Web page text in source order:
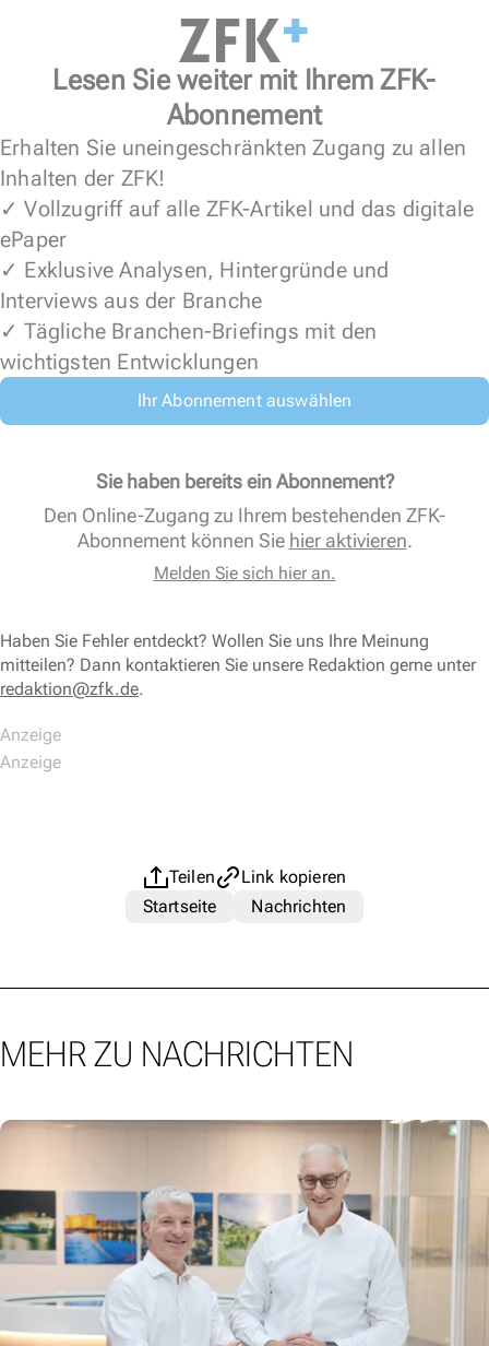
Lesen Sie weiter mit Ihrem ZFK-
Abonnement
Erhalten Sie uneingeschränkten Zugang zu allen
Inhalten der ZFK!
✓ Vollzugriff auf alle ZFK-Artikel und das digitale
ePaper
✓ Exklusive Analysen, Hintergründe und
Interviews aus der Branche
✓ Tägliche Branchen-Briefings mit den
wichtigsten Entwicklungen
Ihr Abonnement auswählen
Sie haben bereits ein Abonnement?
Den Online-Zugang zu Ihrem bestehenden ZFK-
Abonnement können Sie hier aktivieren.
Melden Sie sich hier an.
Haben Sie Fehler entdeckt? Wollen Sie uns Ihre Meinung
mitteilen? Dann kontaktieren Sie unsere Redaktion gerne unter
redaktion@zfk.de.
Teilen
Link kopieren
Startseite
Nachrichten
MEHR ZU NACHRICHTEN